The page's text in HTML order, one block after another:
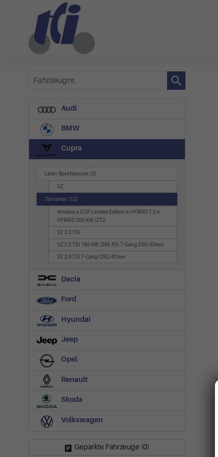
Fahrzeugnr.
Audi
BMW
Cupra
Leon Sportstourer (2)
VZ
Terramar (12)
America`s CUP Limited Edition e-HYBRID 1.5 e-
HYBRID 200 kW (272
VZ 2.0 TSI
VZ 2.0 TSI 195 kW (265 PS) 7-Gang DSG 4Drive
VZ 2.0 TSI 7-Gang-DSG 4Drive
Dacia
Ford
Hyundai
Jeep
Opel
Renault
Skoda
Volkswagen
Geparkte Fahrzeuge (0)